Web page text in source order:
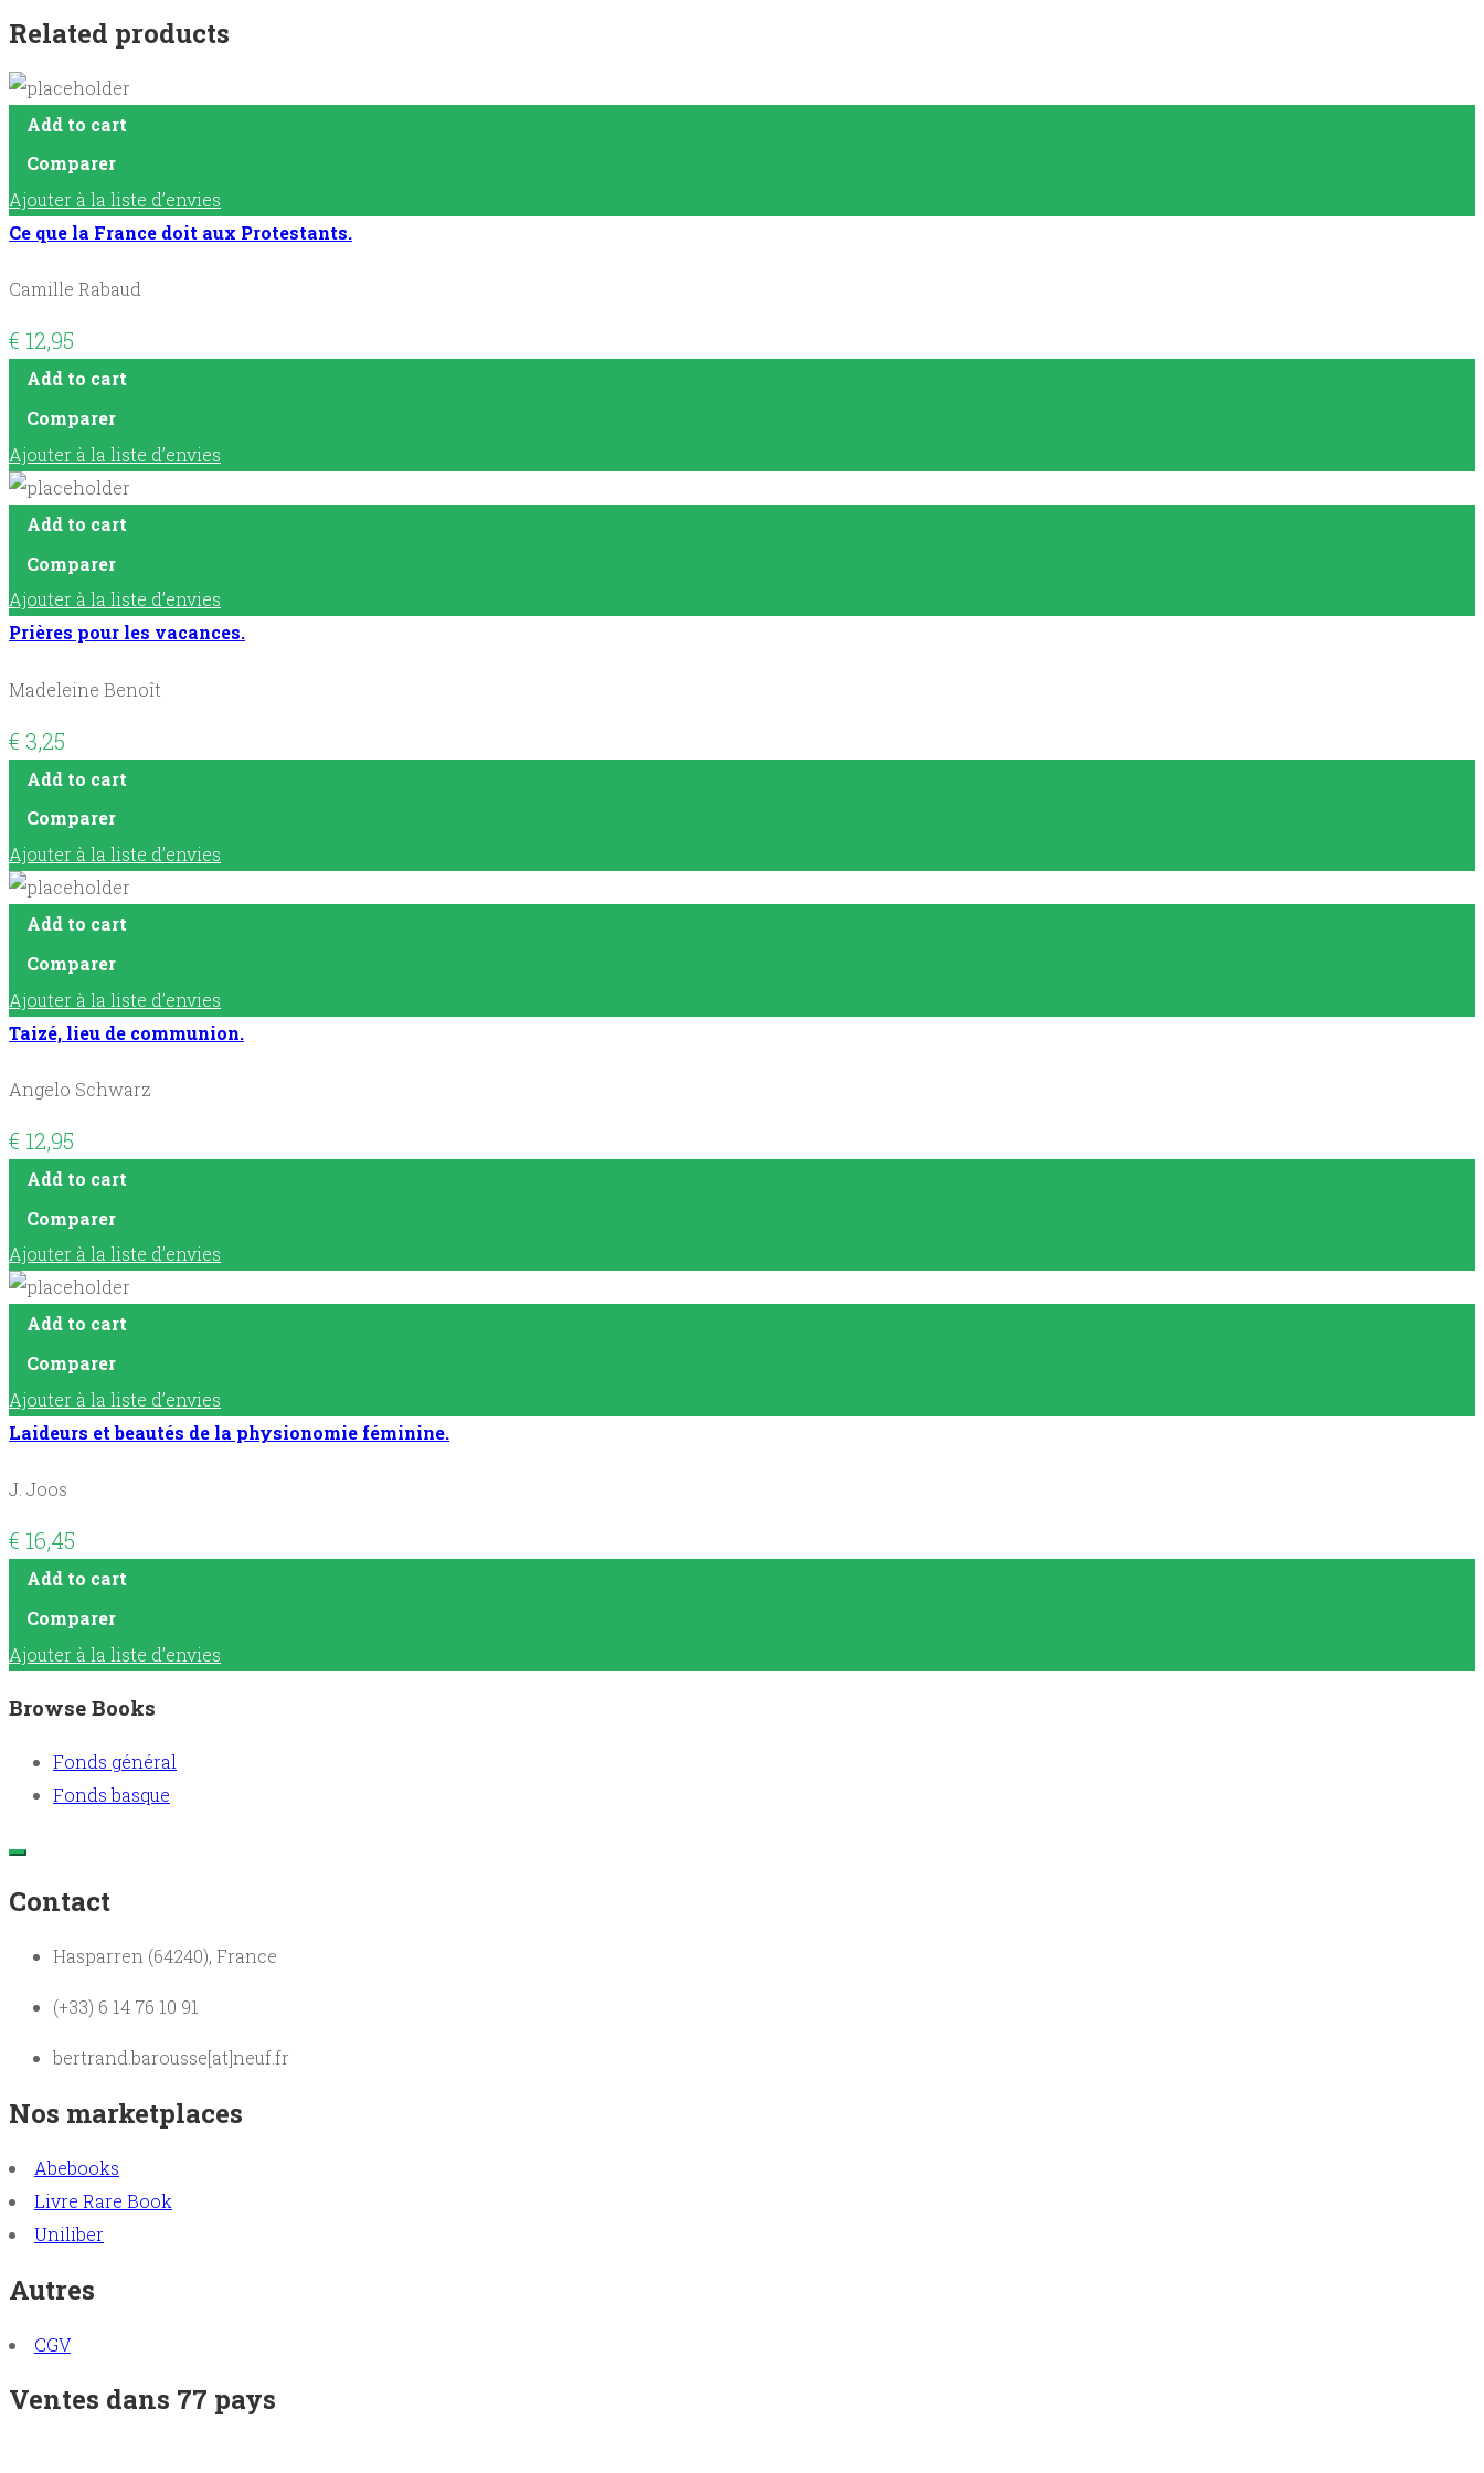
Related products
Add to cart
Comparer
Ajouter à la liste d’envies
Ce que la France doit aux Protestants.
Camille Rabaud
€ 12,95
Add to cart
Comparer
Ajouter à la liste d’envies
Add to cart
Comparer
Ajouter à la liste d’envies
Prières pour les vacances.
Madeleine Benoît
€ 3,25
Add to cart
Comparer
Ajouter à la liste d’envies
Add to cart
Comparer
Ajouter à la liste d’envies
Taizé, lieu de communion.
Angelo Schwarz
€ 12,95
Add to cart
Comparer
Ajouter à la liste d’envies
Add to cart
Comparer
Ajouter à la liste d’envies
Laideurs et beautés de la physionomie féminine.
J. Joos
€ 16,45
Add to cart
Comparer
Ajouter à la liste d’envies
Browse Books
Fonds général
Fonds basque
Contact
Hasparren (64240), France
(+33) 6 14 76 10 91
bertrand.barousse[at]neuf.fr
Nos marketplaces
Abebooks
Livre Rare Book
Uniliber
Autres
CGV
Ventes dans 77 pays